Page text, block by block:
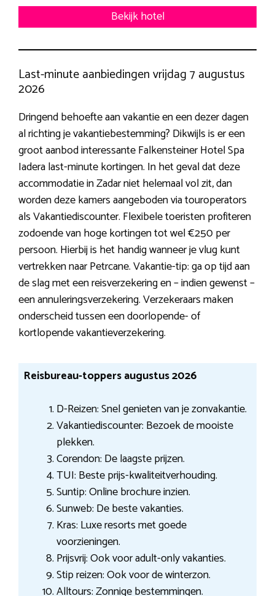
Bekijk hotel
Last-minute aanbiedingen vrijdag 7 augustus
2026
Dringend behoefte aan vakantie en een dezer dagen
al richting je vakantiebestemming? Dikwijls is er een
groot aanbod interessante Falkensteiner Hotel Spa
Iadera last-minute kortingen. In het geval dat deze
accommodatie in Zadar niet helemaal vol zit, dan
worden deze kamers aangeboden via touroperators
als Vakantiediscounter. Flexibele toeristen profiteren
zodoende van hoge kortingen tot wel €250 per
persoon. Hierbij is het handig wanneer je vlug kunt
vertrekken naar Petrcane. Vakantie-tip: ga op tijd aan
de slag met een reisverzekering en – indien gewenst –
een annuleringsverzekering. Verzekeraars maken
onderscheid tussen een doorlopende- of
kortlopende vakantieverzekering.
Reisbureau-toppers augustus 2026
D-Reizen: Snel genieten van je zonvakantie.
Vakantiediscounter: Bezoek de mooiste
plekken.
Corendon: De laagste prijzen.
TUI: Beste prijs-kwaliteitverhouding.
Suntip: Online brochure inzien.
Sunweb: De beste vakanties.
Kras: Luxe resorts met goede
voorzieningen.
Prijsvrij: Ook voor adult-only vakanties.
Stip reizen: Ook voor de winterzon.
Alltours: Zonnige bestemmingen.